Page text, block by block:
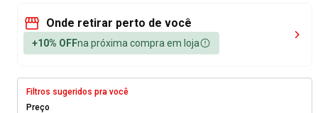
Onde retirar perto de você
+10% OFFna próxima compra em loja
Filtros sugeridos pra você
Preço